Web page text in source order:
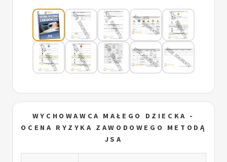
WYCHOWAWCA MAŁEGO DZIECKA -
OCENA RYZYKA ZAWODOWEGO METODĄ
JSA